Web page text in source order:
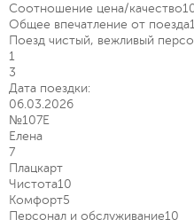
Соотношение цена/качество
Общее впечатление от поезда
Поезд чистый, вежливый
1
3
Дата поездки:
06.03.2026
№107Е
Елена
7
Плацкарт
Чистота10
Комфорт5
Персонал и обслуживание10